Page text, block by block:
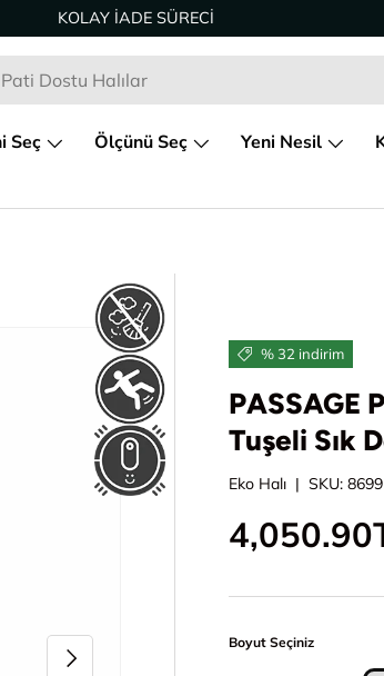
KOLAY İADE SÜRECİ
Seç Ölçünü Seç Yeni Nesil
Sonraki
% 32 indirim
PASSAGE
Tuşeli Sık
Eko Halı |SKU:
İndirimli
Boyut Seçiniz